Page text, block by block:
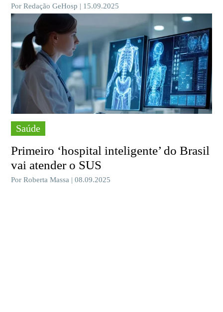
Por Redação GeHosp | 15.09.2025
Saúde
Primeiro ‘hospital inteligente’ do Brasil
vai atender o SUS
Por Roberta Massa | 08.09.2025